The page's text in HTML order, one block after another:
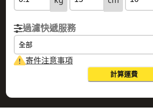
過濾快遞服務
全部
寄件注意事項
計算運費